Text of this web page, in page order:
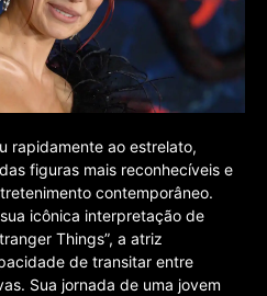
rapidamente ao estrelato,
figuras mais reconhecíveis e
contemporâneo.
icônica interpretação de
Things”, a atriz
de transitar entre
Sua jornada de uma jovem